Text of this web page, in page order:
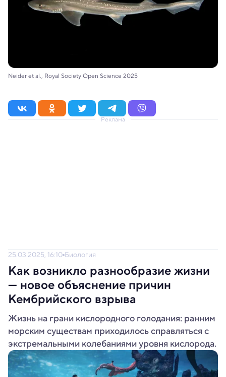
Neider et al., Royal Society Open Science 2025
Реклама
25.03.2025, 16:10 Биология
Как возникло разнообразие жизни
— новое объяснение причин
Кембрийского взрыва
Жизнь на грани кислородного голодания: ранним
морским существам приходилось справляться с
экстремальными колебаниями уровня кислорода.